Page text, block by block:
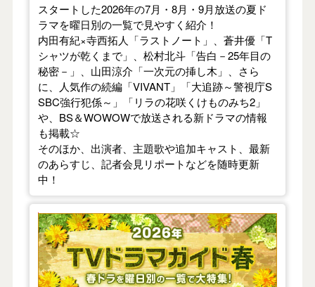
スタートした2026年の7月・8月・9月放送の夏ド
ラマを曜日別の一覧で見やすく紹介！
内田有紀×寺西拓人「ラストノート」、蒼井優「T
シャツが乾くまで」、松村北斗「告白－25年目の
秘密－」、山田涼介「一次元の挿し木」、さら
に、人気作の続編「VIVANT」「大追跡～警視庁S
SBC強行犯係～」「リラの花咲くけものみち2」
や、BS＆WOWOWで放送される新ドラマの情報
も掲載☆
そのほか、出演者、主題歌や追加キャスト、最新
のあらすじ、記者会見リポートなどを随時更新
中！
【2026年春】TVドラマガイド